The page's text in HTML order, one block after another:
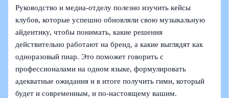
Руководство и медиа-отделу полезно изучить кейсы
клубов, которые успешно обновляли свою музыкальную
айдентику, чтобы понимать, какие решения
действительно работают на бренд, а какие выглядят как
одноразовый пиар. Это поможет говорить с
профессионалами на одном языке, формулировать
адекватные ожидания и в итоге получить гимн, который
будет и современным, и по-настоящему вашим.